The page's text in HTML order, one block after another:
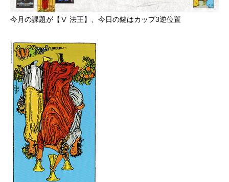
今月の課題が【Ⅴ 法王】、今日の鍵はカップ3逆位置